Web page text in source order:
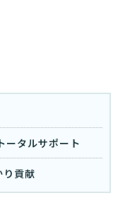
ータルサポート
り貢献